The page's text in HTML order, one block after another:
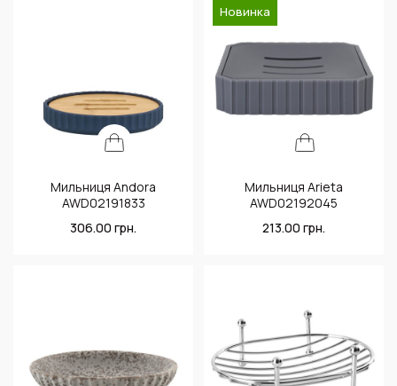
Мильниця Andora
AWD02191833
306.00 грн.
Новинка
Мильниця Arieta
AWD02192045
213.00 грн.